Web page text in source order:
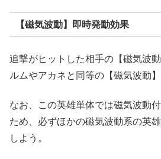
【磁気波動】即時発動効果
追撃がヒットした相手の【磁気波
ルムやアカネと同等の【磁気波動
なお、この英雄単体では磁気波動
ため、必ずほかの磁気波動系の英
しよう。